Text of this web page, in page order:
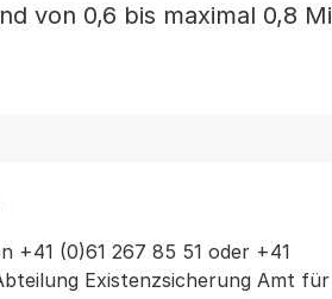
von 0,6 bis maximal 0,8
+41 (0)61 267 85 51 oder +41
Existenzsicherung Amt für